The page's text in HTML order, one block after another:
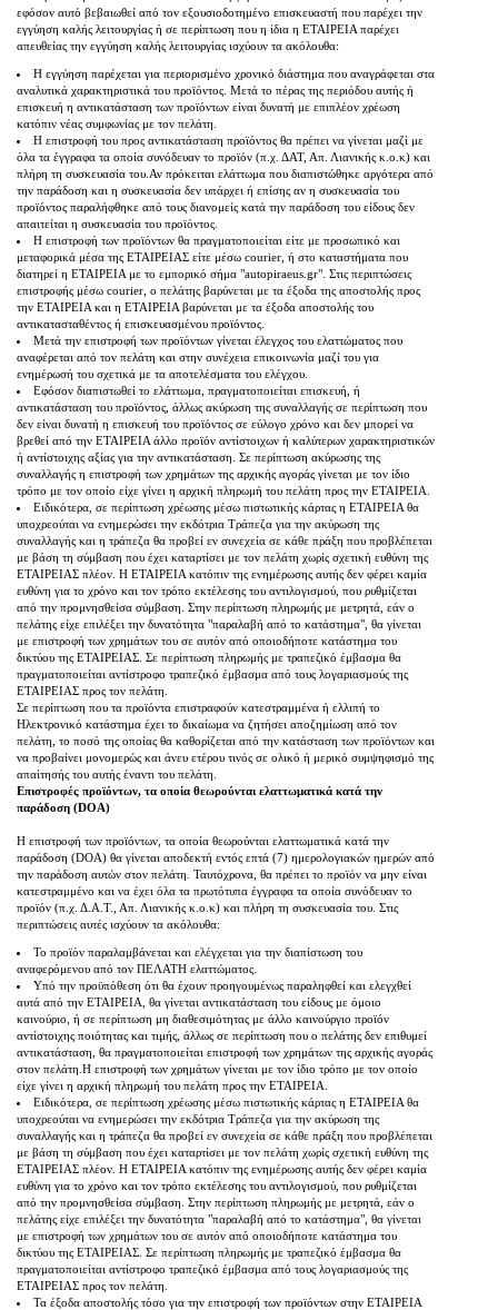
εφόσον αυτό βεβαιωθεί από τον εξουσιοδοτημένο επισκευαστή που παρέχει την
εγγύηση καλής λειτουργίας ή σε περίπτωση που η ίδια η ΕΤΑΙΡΕΙΑ παρέχει
απευθείας την εγγύηση καλής λειτουργίας ισχύουν τα ακόλουθα:
Η εγγύηση παρέχεται για περιορισμένο χρονικό διάστημα που αναγράφεται στα
αναλυτικά χαρακτηριστικά του προϊόντος. Μετά το πέρας της περιόδου αυτής ή
επισκευή η αντικατάσταση των προϊόντων είναι δυνατή με επιπλέον χρέωση
κατόπιν νέας συμφωνίας με τον πελάτη.
Η επιστροφή του προς αντικατάσταση προϊόντος θα πρέπει να γίνεται μαζί με
όλα τα έγγραφα τα οποία συνόδευαν το προϊόν (π.χ. ΔΑΤ, Απ. Λιανικής κ.ο.κ) και
πλήρη τη συσκευασία του.Αν πρόκειται ελάττωμα που διαπιστώθηκε αργότερα από
την παράδοση και η συσκευασία δεν υπάρχει ή επίσης αν η συσκευασία του
προϊόντος παραλήφθηκε από τους διανομείς κατά την παράδοση του είδους δεν
απαιτείται η συσκευασία του προϊόντος.
Η επιστροφή των προϊόντων θα πραγματοποιείται είτε με προσωπικό και
μεταφορικά μέσα της ΕΤΑΙΡΕΙΑΣ είτε μέσω courier, ή στο καταστήματα που
διατηρεί η ΕΤΑΙΡΕΙΑ με το εμπορικό σήμα "autopiraeus.gr". Στις περιπτώσεις
επιστροφής μέσω courier, o πελάτης βαρύνεται με τα έξοδα της αποστολής προς
την ΕΤΑΙΡΕΙΑ και η ΕΤΑΙΡΕΙΑ βαρύνεται με τα έξοδα αποστολής του
αντικατασταθέντος ή επισκευασμένου προϊόντος.
Μετά την επιστροφή των προϊόντων γίνεται έλεγχος του ελαττώματος που
αναφέρεται από τον πελάτη και στην συνέχεια επικοινωνία μαζί του για
ενημέρωσή του σχετικά με τα αποτελέσματα του ελέγχου.
Εφόσον διαπιστωθεί το ελάττωμα, πραγματοποιείται επισκευή, ή
αντικατάσταση του προϊόντος, άλλως ακύρωση της συναλλαγής σε περίπτωση που
δεν είναι δυνατή η επισκευή του προϊόντος σε εύλογο χρόνο και δεν μπορεί να
βρεθεί από την ΕΤΑΙΡΕΙΑ άλλο προϊόν αντίστοιχων ή καλύτερων χαρακτηριστικών
ή αντίστοιχης αξίας για την αντικατάσταση. Σε περίπτωση ακύρωσης της
συναλλαγής η επιστροφή των χρημάτων της αρχικής αγοράς γίνεται με τον ίδιο
τρόπο με τον οποίο είχε γίνει η αρχική πληρωμή του πελάτη προς την ΕΤΑΙΡΕΙΑ.
Ειδικότερα, σε περίπτωση χρέωσης μέσω πιστωτικής κάρτας η ΕΤΑΙΡΕΙΑ θα
υποχρεούται να ενημερώσει την εκδότρια Τράπεζα για την ακύρωση της
συναλλαγής και η τράπεζα θα προβεί εν συνεχεία σε κάθε πράξη που προβλέπεται
με βάση τη σύμβαση που έχει καταρτίσει με τον πελάτη χωρίς σχετική ευθύνη της
ΕΤΑΙΡΕΙΑΣ πλέον. Η ΕΤΑΙΡΕΙΑ κατόπιν της ενημέρωσης αυτής δεν φέρει καμία
ευθύνη για το χρόνο και τον τρόπο εκτέλεσης του αντιλογισμού, που ρυθμίζεται
από την προμνησθείσα σύμβαση. Στην περίπτωση πληρωμής με μετρητά, εάν ο
πελάτης είχε επιλέξει την δυνατότητα "παραλαβή από το κατάστημα", θα γίνεται
με επιστροφή των χρημάτων του σε αυτόν από οποιοδήποτε κατάστημα του
δικτύου της ΕΤΑΙΡΕΙΑΣ. Σε περίπτωση πληρωμής με τραπεζικό έμβασμα θα
πραγματοποιείται αντίστροφο τραπεζικό έμβασμα από τους λογαριασμούς της
ΕΤΑΙΡΕΙΑΣ προς τον πελάτη.
Σε περίπτωση που τα προϊόντα επιστραφούν κατεστραμμένα ή ελλιπή το
Ηλεκτρονικό κατάστημα έχει το δικαίωμα να ζητήσει αποζημίωση από τον
πελάτη, το ποσό της οποίας θα καθορίζεται από την κατάσταση των προϊόντων και
να προβαίνει μονομερώς και άνευ ετέρου τινός σε ολικό ή μερικό συμψηφισμό της
απαίτησής του αυτής έναντι του πελάτη.
Επιστροφές προϊόντων, τα οποία θεωρούνται ελαττωματικά κατά την
παράδοση (DOA)
Η επιστροφή των προϊόντων, τα οποία θεωρούνται ελαττωματικά κατά την
παράδοση (DOA) θα γίνεται αποδεκτή εντός επτά (7) ημερολογιακών ημερών από
την παράδοση αυτών στον πελάτη. Ταυτόχρονα, θα πρέπει το προϊόν να μην είναι
κατεστραμμένο και να έχει όλα τα πρωτότυπα έγγραφα τα οποία συνόδευαν το
προϊόν (π.χ. Δ.Α.Τ., Απ. Λιανικής κ.ο.κ) και πλήρη τη συσκευασία του. Στις
περιπτώσεις αυτές ισχύουν τα ακόλουθα:
Το προϊόν παραλαμβάνεται και ελέγχεται για την διαπίστωση του
αναφερόμενου από τον ΠΕΛΑΤΗ ελαττώματος.
Υπό την προϋπόθεση ότι θα έχουν προηγουμένως παραληφθεί και ελεγχθεί
αυτά από την ΕΤΑΙΡΕΙΑ, θα γίνεται αντικατάσταση του είδους με όμοιο
καινούριο, ή σε περίπτωση μη διαθεσιμότητας με άλλο καινούργιο προϊόν
αντίστοιχης ποιότητας και τιμής, άλλως σε περίπτωση που ο πελάτης δεν επιθυμεί
αντικατάσταση, θα πραγματοποιείται επιστροφή των χρημάτων της αρχικής αγοράς
στον πελάτη.Η επιστροφή των χρημάτων γίνεται με τον ίδιο τρόπο με τον οποίο
είχε γίνει η αρχική πληρωμή του πελάτη προς την ΕΤΑΙΡΕΙΑ.
Ειδικότερα, σε περίπτωση χρέωσης μέσω πιστωτικής κάρτας η ΕΤΑΙΡΕΙΑ θα
υποχρεούται να ενημερώσει την εκδότρια Τράπεζα για την ακύρωση της
συναλλαγής και η τράπεζα θα προβεί εν συνεχεία σε κάθε πράξη που προβλέπεται
με βάση τη σύμβαση που έχει καταρτίσει με τον πελάτη χωρίς σχετική ευθύνη της
ΕΤΑΙΡΕΙΑΣ πλέον. Η ΕΤΑΙΡΕΙΑ κατόπιν της ενημέρωσης αυτής δεν φέρει καμία
ευθύνη για το χρόνο και τον τρόπο εκτέλεσης του αντιλογισμού, που ρυθμίζεται
από την προμνησθείσα σύμβαση. Στην περίπτωση πληρωμής με μετρητά, εάν ο
πελάτης είχε επιλέξει την δυνατότητα "παραλαβή από το κατάστημα", θα γίνεται
με επιστροφή των χρημάτων του σε αυτόν από οποιοδήποτε κατάστημα του
δικτύου της ΕΤΑΙΡΕΙΑΣ. Σε περίπτωση πληρωμής με τραπεζικό έμβασμα θα
πραγματοποιείται αντίστροφο τραπεζικό έμβασμα από τους λογαριασμούς της
ΕΤΑΙΡΕΙΑΣ προς τον πελάτη.
Τα έξοδα αποστολής τόσο για την επιστροφή των προϊόντων στην ΕΤΑΙΡΕΙΑ